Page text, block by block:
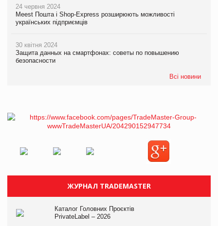
24 червня 2024
Meest Пошта і Shop-Express розширюють можливості
українських підприємців
30 квітня 2024
Защита данных на смартфонах: советы по повышению
безопасности
Всі новини
ЖУРНАЛ TRADEMASTER
Каталог Головних Проєктів
PrivateLabel – 2026